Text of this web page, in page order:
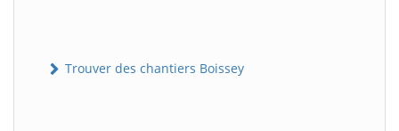
Trouver des chantiers Boissey